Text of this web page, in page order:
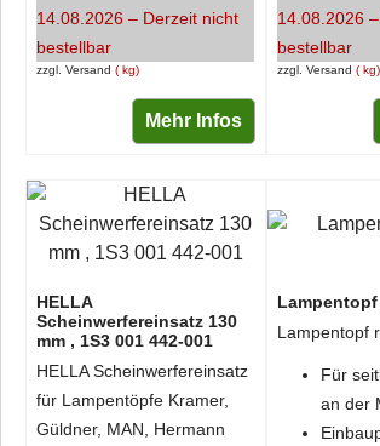
zzgl. Versand kg
14.08.2026 – Derzeit nicht
bestellbar
Mehr Infos
zzgl. Versand kg
14.08.2026
bestellbar
HELLA
Scheinwerfereinsatz 130
mm , 1S3 001 442-001
HELLA Scheinwerfereinsatz
für Lampentöpfe Kramer,
Güldner, MAN, Hermann
Lampentopf
Für
an der